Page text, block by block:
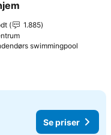
1.885
swimmingpool
Se priser